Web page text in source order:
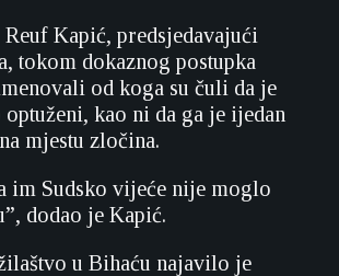
Kapić, predsjedavajući
tokom dokaznog postupka
od koga su čuli da je
kao ni da ga je ijedan
mjestu zločina.
im Sudsko vijeće nije moglo
dodao je Kapić.
u Bihaću najavilo je